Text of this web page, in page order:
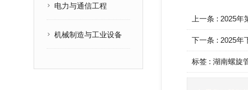
电力与通信工程
机械制造与工业设备
上一条 :2025年
下一条 :2025年
标签 :湖南螺旋